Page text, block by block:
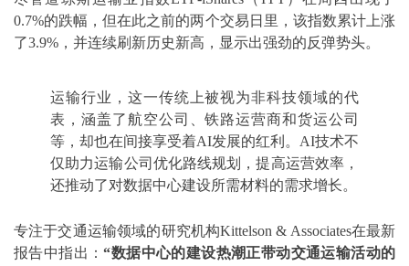
0.7%的跌幅，但在此之前的两个交易日里，该指数累计上涨
了3.9%，并连续刷新历史新高，显示出强劲的反弹势头。
运输行业，这一传统上被视为非科技领域的代
表，涵盖了航空公司、铁路运营商和货运公司
等，却也在间接享受着AI发展的红利。AI技术不
仅助力运输公司优化路线规划，提高运营效率，
还推动了对数据中心建设所需材料的需求增长。
专注于交通运输领域的研究机构Kittelson & Associates在最新
报告中指出：“数据中心的建设热潮正带动交通运输活动的